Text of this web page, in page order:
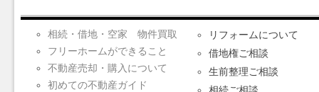
相続・借地・空家 物件買取
フリーホームができること
不動産売却・購入について
初めての不動産ガイド
リフォームについて
借地権ご相談
生前整理ご相談
相続ご相談